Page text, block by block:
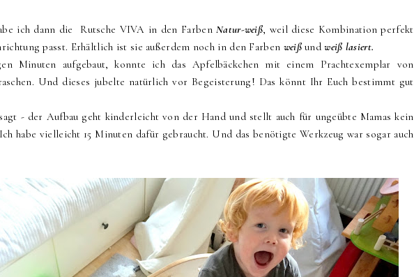
ich dann die Rutsche VIVA in den FarbenNatur-weiß, weil diese Kombination perfekt
passt. Erhältlich ist sie außerdem noch in den Farben weißundweiß lasiert.
Minuten aufgebaut, konnte ich das Apfelbäckchen mit einem Prachtexemplar von
Und dieses jubelte natürlich vor Begeisterung! Das könnt Ihr Euch bestimmt gut
- der Aufbau geht kinderleicht von der Hand und stellt auch für ungeübte Mamas kein
habe vielleicht 15 Minuten dafür gebraucht. Und das benötigte Werkzeug war sogar auch